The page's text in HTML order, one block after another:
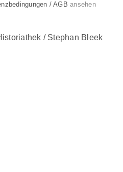
/ AGB ansehen
/ Stephan Bleek